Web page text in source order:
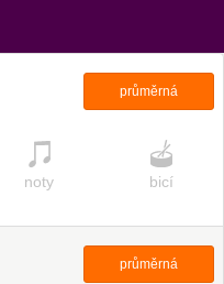
průměrná
noty bicí
průměrná